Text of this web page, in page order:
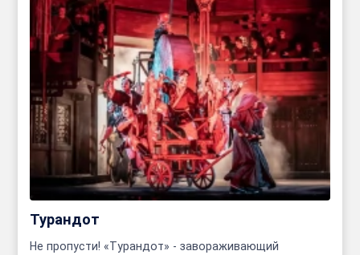
Турандот
Не пропусти! «Турандот» - завораживающий